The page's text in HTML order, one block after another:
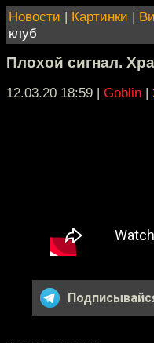
Новости | Картинки |
клуб
Плохой сигнал.
12.03.20 18:59 | Goblin |